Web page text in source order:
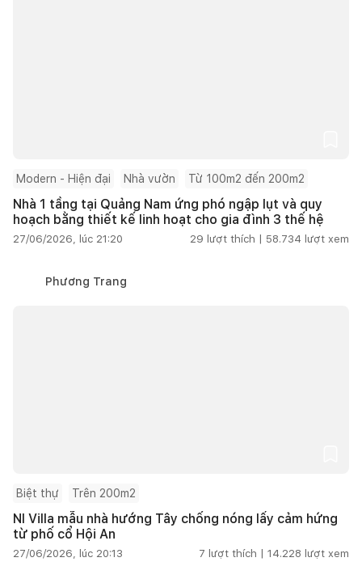
Modern - Hiện đại Nhà vườn Từ 100m2 đến 200m2
Nhà 1 tầng tại Quảng Nam ứng phó ngập lụt và quy
hoạch bằng thiết kế linh hoạt cho gia đình 3 thế hệ
27/06/2026, lúc 21:20 29 lượt thích | 58.734 lượt xem
Phương Trang
Biệt thự Trên 200m2
NI Villa mẫu nhà hướng Tây chống nóng lấy cảm hứng
từ phố cổ Hội An
27/06/2026, lúc 20:13 7 lượt thích | 14.228 lượt xem